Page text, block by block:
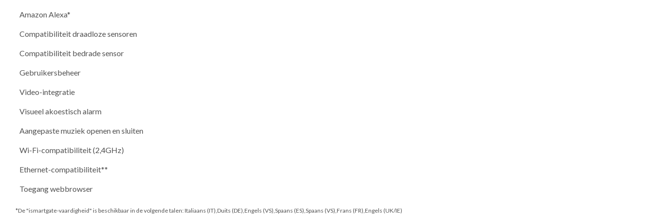
Amazon Alexa*
Compatibiliteit draadloze sensoren
Compatibiliteit bedrade sensor
Gebruikersbeheer
Video-integratie
Visueel akoestisch alarm
Aangepaste muziek openen en sluiten
Wi-Fi-compatibiliteit (2,4GHz)
Ethernet-compatibiliteit**
Toegang webbrowser
*De "ismartgate-vaardigheid" is beschikbaar in de volgende talen: Italiaans (IT),Duits (DE),Engels (VS),Spaans (ES),Spaans (VS),Frans (FR),Engels (UK/IE)